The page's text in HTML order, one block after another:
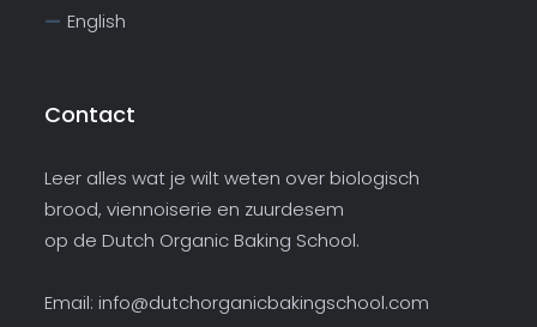
English
Contact
Leer alles wat je wilt weten over biologisch
brood, viennoiserie en zuurdesem
op de Dutch Organic Baking School.
Email: info@dutchorganicbakingschool.com